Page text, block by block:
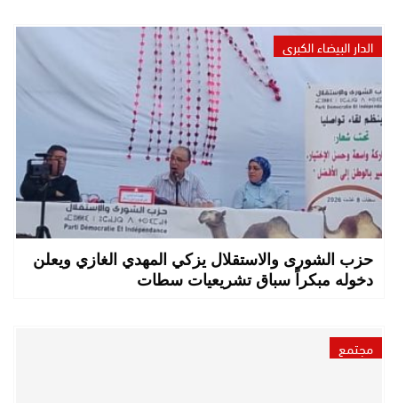
الدار البيضاء الكبرى
حزب الشورى والاستقلال يزكي المهدي الغازي ويعلن
دخوله مبكراً سباق تشريعيات سطات
مجتمع